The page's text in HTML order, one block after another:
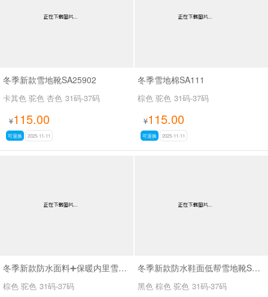
冬季新款雪地靴SA25902
卡其色 驼色 杏色 31码-37码
¥115.00
可退换 2025-11-11
冬季雪地棉SA111
棕色 驼色 31码-37码
¥115.00
可退换 2025-11-11
冬季新款防水面料➕保暖内里雪地靴SA111
棕色 驼色 31码-37码
冬季新款防水鞋面低帮雪地靴SA111
黑色 棕色 驼色 31码-37码